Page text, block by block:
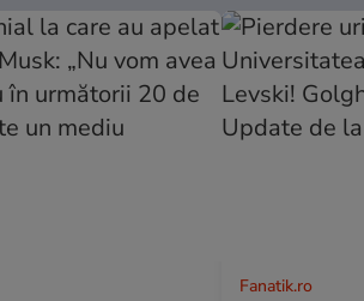
Fanatik.ro